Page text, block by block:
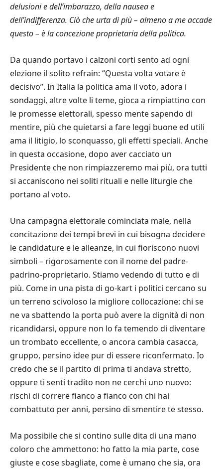
delusioni e dell’imbarazzo, della nausea e
dell’indifferenza. Ciò che urta di più – almeno a me accade
questo – è la concezione proprietaria della politica.
Da quando portavo i calzoni corti sento ad ogni
elezione il solito refrain: “Questa volta votare è
decisivo”. In Italia la politica ama il voto, adora i
sondaggi, altre volte li teme, gioca a rimpiattino con
le promesse elettorali, spesso mente sapendo di
mentire, più che quietarsi a fare leggi buone ed utili
ama il litigio, lo sconquasso, gli effetti speciali. Anche
in questa occasione, dopo aver cacciato un
Presidente che non rimpiazzeremo mai più, ora tutti
si accaniscono nei soliti rituali e nelle liturgie che
portano al voto.
Una campagna elettorale cominciata male, nella
concitazione dei tempi brevi in cui bisogna decidere
le candidature e le alleanze, in cui fioriscono nuovi
simboli – rigorosamente con il nome del padre-
padrino-proprietario. Stiamo vedendo di tutto e di
più. Come in una pista di go-kart i politici cercano su
un terreno scivoloso la migliore collocazione: chi se
ne va sbattendo la porta può avere la dignità di non
ricandidarsi, oppure non lo fa temendo di diventare
un trombato eccellente, o ancora cambia casacca,
gruppo, persino idee pur di essere riconfermato. Io
credo che se il partito di prima ti andava stretto,
oppure ti senti tradito non ne cerchi uno nuovo:
rischi di correre fianco a fianco con chi hai
combattuto per anni, persino di smentire te stesso.
Ma possibile che si contino sulle dita di una mano
coloro che ammettono: ho fatto la mia parte, cose
giuste e cose sbagliate, come è umano che sia, ora